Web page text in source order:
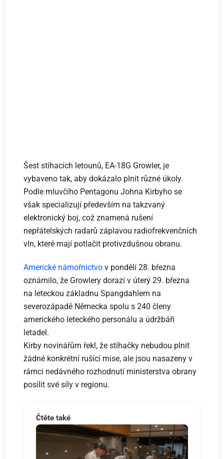
Šest stíhacích letounů, EA-18G Growler, je
vybaveno tak, aby dokázalo plnit různé úkoly.
Podle mluvčího Pentagonu Johna Kirbyho se
však specializují především na takzvaný
elektronický boj, což znamená rušení
nepřátelských radarů záplavou radiofrekvenčních
vln, které mají potlačit protivzdušnou obranu.
Americké námořnictvo v pondělí 28. března
oznámilo, že Growlery dorazí v úterý 29. března
na leteckou základnu Spangdahlem na
severozápadě Německa spolu s 240 členy
amerického leteckého personálu a údržbáři
letadel.
Kirby novinářům řekl, že stíhačky nebudou plnit
žádné konkrétní rušící mise, ale jsou nasazeny v
rámci nedávného rozhodnutí ministerstva obrany
posílit své síly v regionu.
Čtěte také